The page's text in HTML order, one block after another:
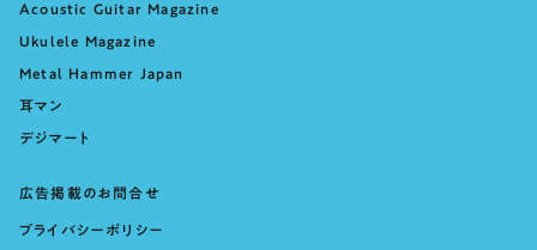
Acoustic Guitar Magazine
Ukulele Magazine
Metal Hammer Japan
耳マン
デジマート
広告掲載のお問合せ
プライバシーポリシー